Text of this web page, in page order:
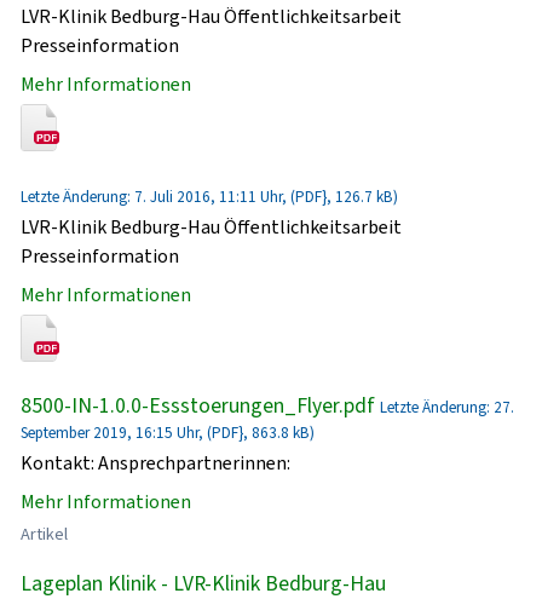
LVR-Klinik Bedburg-Hau Öffentlichkeitsarbeit
Presseinformation
Mehr Informationen
Letzte Änderung: 7. Juli 2016, 11:11 Uhr, (PDF}, 126.7 kB)
LVR-Klinik Bedburg-Hau Öffentlichkeitsarbeit
Presseinformation
Mehr Informationen
8500-IN-1.0.0-Essstoerungen_Flyer.pdf Letzte Änderung: 27.
September 2019, 16:15 Uhr, (PDF}, 863.8 kB)
Kontakt: Ansprechpartnerinnen:
Mehr Informationen
Artikel
Lageplan Klinik - LVR-Klinik Bedburg-Hau